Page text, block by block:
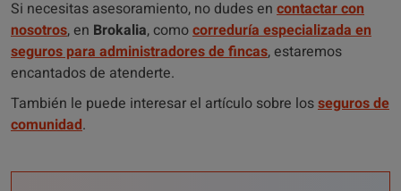
Si necesitas asesoramiento, no dudes en contactar con
nosotros, en Brokalia, comocorreduría especializada en
seguros para administradores de fincas, estaremos
encantados de atenderte.
También le puede interesar el artículo sobre losseguros de
comunidad.